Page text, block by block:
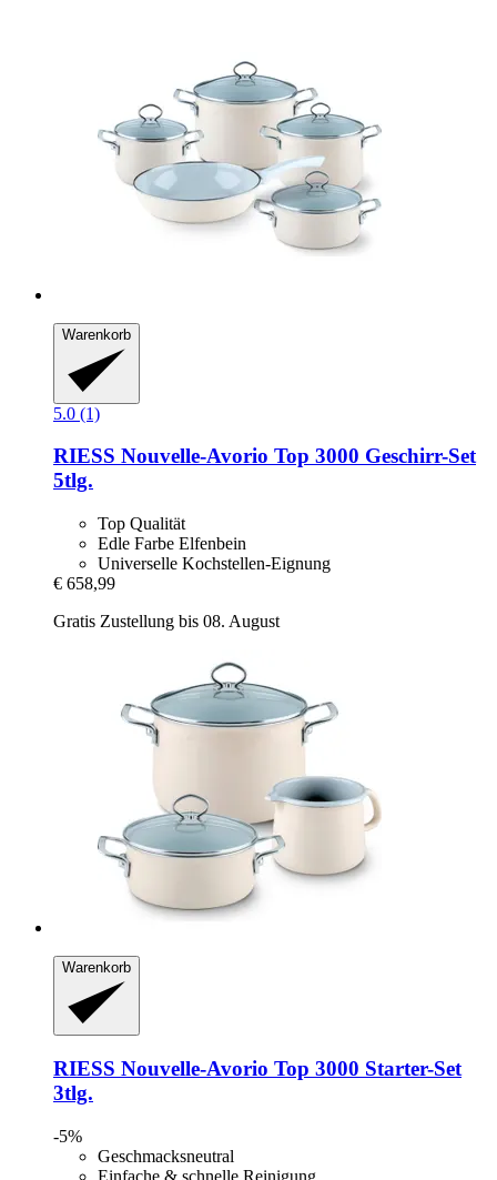
Warenkorb
5.0 (1)
RIESS Nouvelle-​Avorio Top 3000 Geschirr-​Set
5tlg.
Top Qualität
Edle Farbe Elfenbein
Universelle Kochstellen-Eignung
€ 658,99
Gratis Zustellung bis 08. August
Warenkorb
RIESS Nouvelle-​Avorio Top 3000 Starter-​Set
3tlg.
-5%
Geschmacksneutral
Einfache & schnelle Reinigung